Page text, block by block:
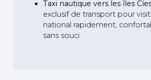
Taxi nautique vers les îles
exclusif de transport pour
national rapidement,
sans souci.